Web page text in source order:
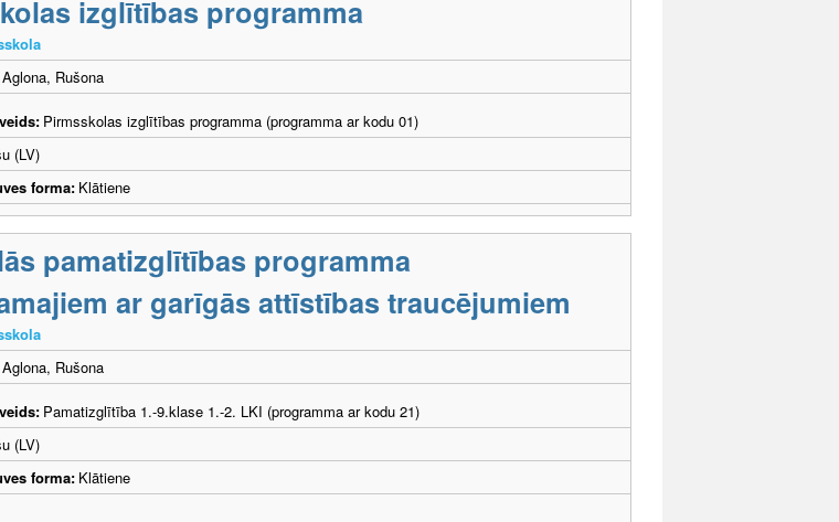
izglītības programma
Aglona, Rušona
Pirmsskolas izglītības programma (programma ar kodu 01)
(LV)
forma: Klātiene
pamatizglītības programma
ar garīgās attīstības traucējumiem
Aglona, Rušona
Pamatizglītība 1.-9.klase 1.-2. LKI (programma ar kodu 21)
(LV)
forma: Klātiene